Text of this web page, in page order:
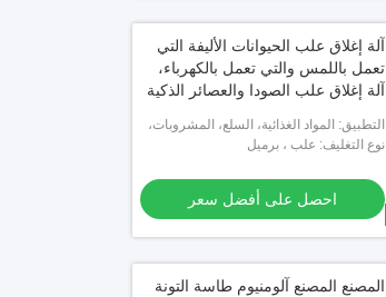
آلة إغلاق علب الحيوانات الأليفة التي
تعمل باللمس والتي تعمل بالكهرباء،
آلة إغلاق علب الصودا والعصائر الذكية
التطبيق: المواد الغذائية، السلع، المشروبات،
الكيماويات
نوع التغليف: علب ، برميل
احصل على أفضل سعر
المصنع المصنع آلومنيوم طاسة التونة